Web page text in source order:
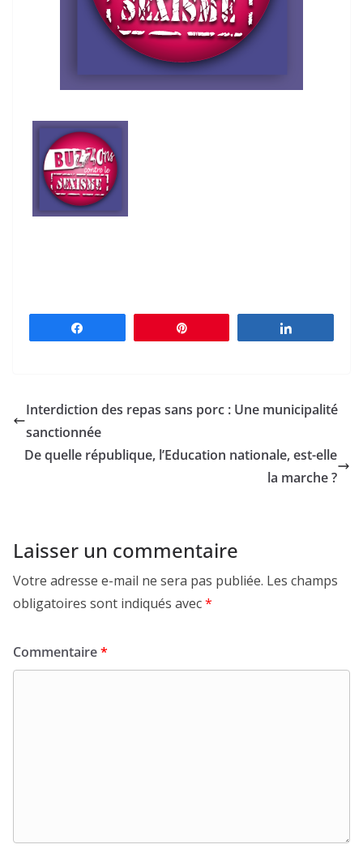
Interdiction des repas sans porc : Une municipalité
sanctionnée
De quelle république, l’Education nationale, est-elle
la marche ?
Laisser un commentaire
Votre adresse e-mail ne sera pas publiée. Les champs
obligatoires sont indiqués avec*
Commentaire*